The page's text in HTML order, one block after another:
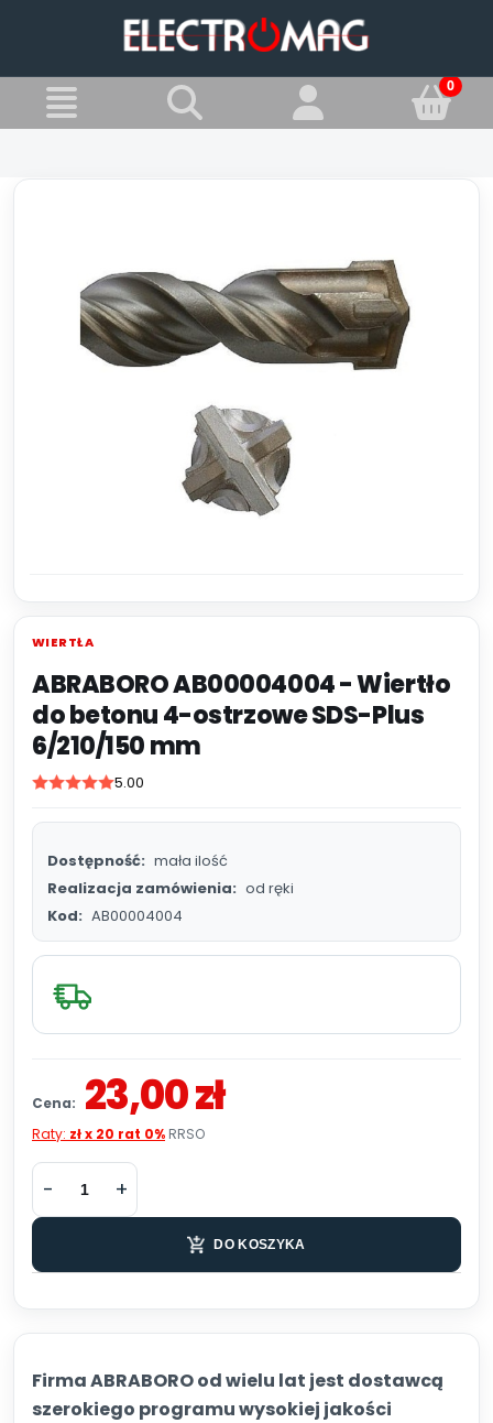
Wiertła
WIERTŁA
ABRABORO AB00004004 - Wiertło
do betonu 4-ostrzowe SDS-Plus
6/210/150 mm
5.00
Dostępność: mała ilość
Realizacja zamówienia: od ręki
Kod: AB00004004
Cena: 23,00 zł
Raty: zł x 20 rat 0% RRSO
DO KOSZYKA
Firma ABRABORO od wielu lat jest dostawcą
szerokiego programu wysokiej jakości